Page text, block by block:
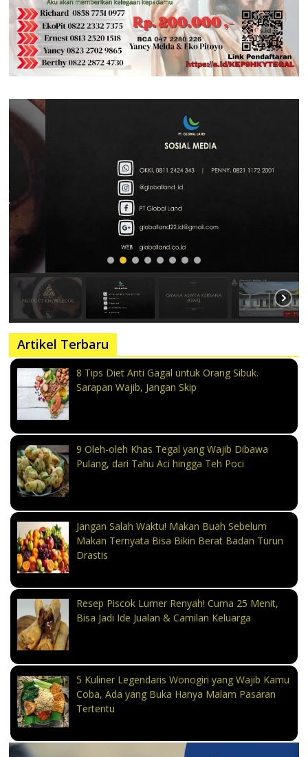
Artikel Terbaru
8 Tips Diet Anti Gagal untuk Orang Sibuk.
Sarapan Wajib, Jangan Skip
9 Oleh-oleh Khas Tegal yang Wajib Dibawa
Pulang, dari Tahu Aci hingga Teh Poci
Jangan Salah Waktu! Makan Buah Sebelum
Makan Ternyata Bisa Bikin Berat Badan Turun
Drastis
Resep Piscok Lumer Renyah! Cuma 25 Menit,
Bisa Jadi Ide Jualan & Camilan Keluarga
5 Kuliner Legendaris Wonogiri yang Wajib Kamu
Coba, Ada yang Buka Hanya Malam Pasaran
Tertentu